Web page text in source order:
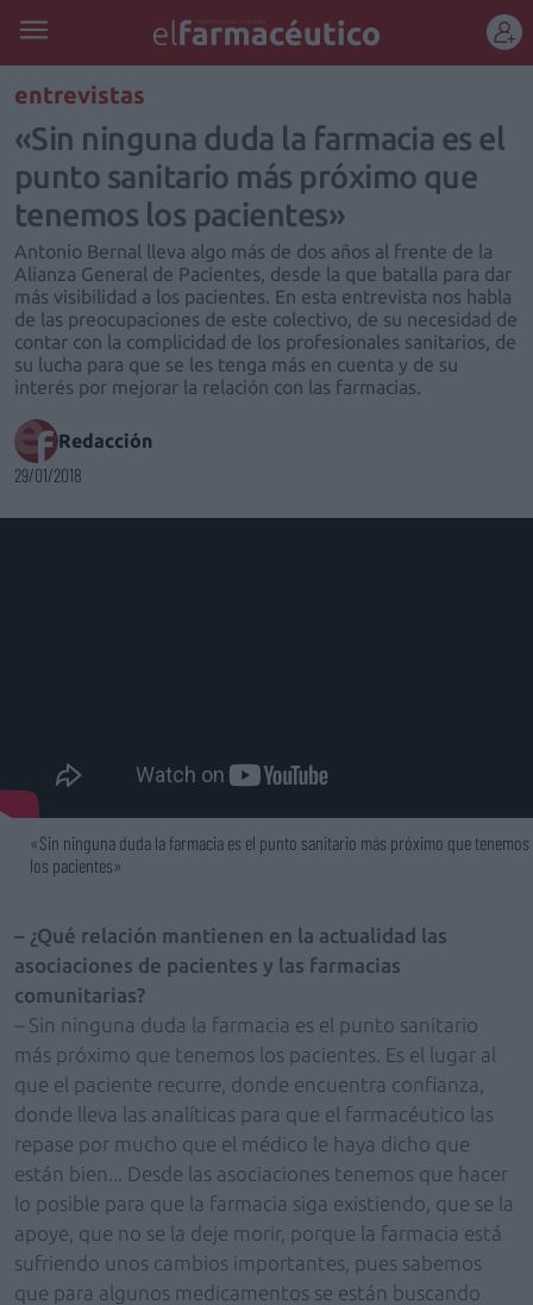
entrevistas
«Sin ninguna duda la farmacia es el
punto sanitario más próximo que
tenemos los pacientes»
Antonio Bernal lleva algo más de dos años al frente de la
Alianza General de Pacientes, desde la que batalla para dar
más visibilidad a los pacientes. En esta entrevista nos habla
de las preocupaciones de este colectivo, de su necesidad de
contar con la complicidad de los profesionales sanitarios, de
su lucha para que se les tenga más en cuenta y de su
interés por mejorar la relación con las farmacias.
Redacción
29/01/2018
«Sin ninguna duda la farmacia es el punto sanitario más próximo que tenemos
los pacientes»
– ¿Qué relación mantienen en la actualidad las
asociaciones de pacientes y las farmacias
comunitarias?
– Sin ninguna duda la farmacia es el punto sanitario
más próximo que tenemos los pacientes. Es el lugar al
que el paciente recurre, donde encuentra confianza,
donde lleva las analíticas para que el farmacéutico las
repase por mucho que el médico le haya dicho que
están bien... Desde las asociaciones tenemos que hacer
lo posible para que la farmacia siga existiendo, que se la
apoye, que no se la deje morir, porque la farmacia está
sufriendo unos cambios importantes, pues sabemos
que para algunos medicamentos se están buscando